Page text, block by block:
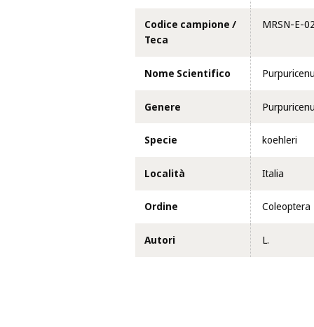
Codice campione /
Teca
MRSN-E-
Nome Scientifico
Genere
Specie koehleri
Località Italia
Ordine Coleoptera
Autori L.